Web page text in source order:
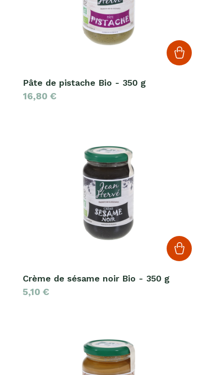
Pâte de pistache Bio - 350 g
16,80 €
Crème de sésame noir Bio - 350 g
5,10 €